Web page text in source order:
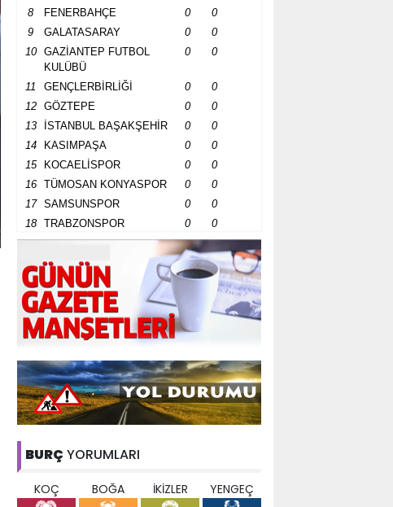
8
FENERBAHÇE 0
0
9
GALATASARAY 0
0
10
GAZİANTEP FUTBOL
KULÜBÜ
0 0
11 GENÇLERBİRLİĞİ 0
0
12
GÖZTEPE 0
0
13
İSTANBUL BAŞAKŞEHİR 0
0
14
KASIMPAŞA 0
0
15
KOCAELİSPOR 0
0
16
TÜMOSAN KONYASPOR 0
0
17
SAMSUNSPOR 0
0
18
TRABZONSPOR 0 0
BURÇ YORUMLARI
KOÇ BOĞA İKİZLER YENGEÇ